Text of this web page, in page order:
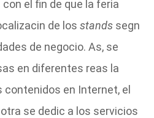
el fin de que la feria
de los standssegn
de negocio. As, se
en diferentes reas la
contenidos en Internet, el
se dedic a los servicios